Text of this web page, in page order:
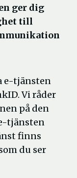
ger dig
till
e-tjänsten
Vi råder
på den
tjänsten
finns
du ser